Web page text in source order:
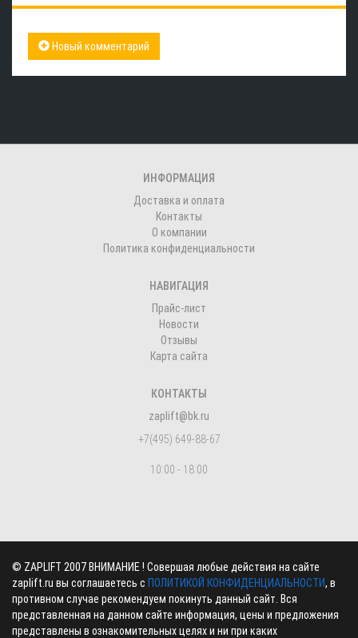
Новый комментарий
ИНФОРМАЦИЯ
Доставка и оплата
Контакты
О компании
Политика конфиденциальности
НАВИГАЦИЯ
Прайс-лист
Новости
Отзывы
Карта сайта
КОНТАКТЫ
zaplift@bk.ru
+7(495) 649-88-67
10:00 - 18:00
© ZAPLIFT 2007 ВНИМАНИЕ ! Совершая любые действия на сайте
zaplift.ru вы соглашаетесь с ПОЛИТИКОЙ КОНФИДЕНЦИАЛЬНОСТИ, в
противном случае рекомендуем покинуть данный сайт. Вся
представленная на данном сайте информация, цены и предложения
представлены в ознакомительных целях и ни при каких